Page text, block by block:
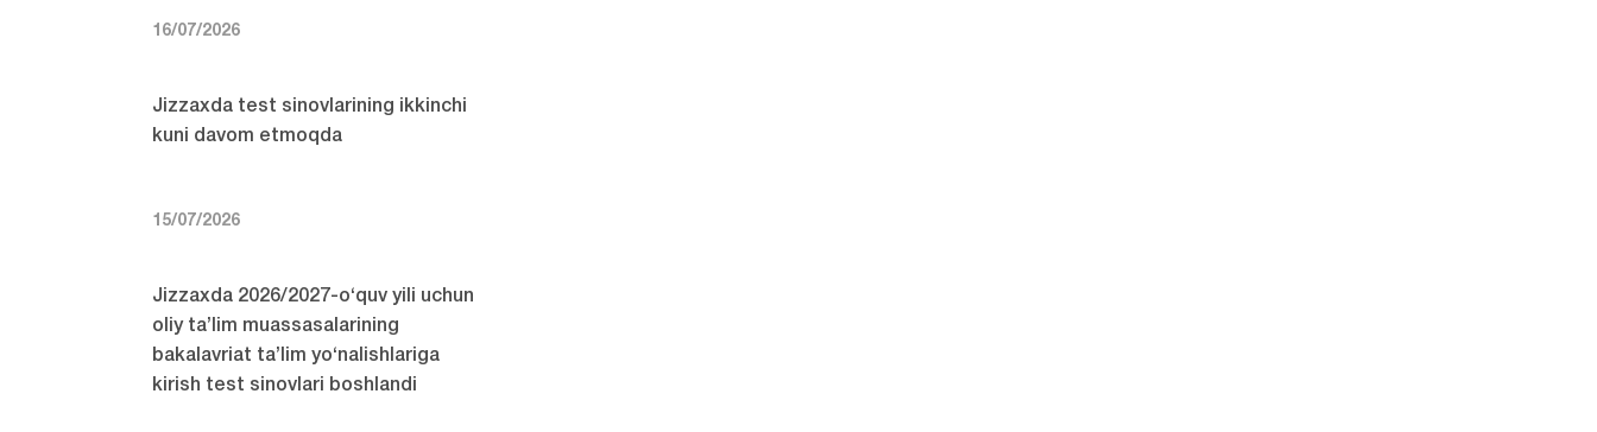
16/07/2026
Jizzaxda test sinovlarining ikkinchi
kuni davom etmoqda
15/07/2026
Jizzaxda 2026/2027-o‘quv yili uchun
oliy ta’lim muassasalarining
bakalavriat ta’lim yo‘nalishlariga
kirish test sinovlari boshlandi